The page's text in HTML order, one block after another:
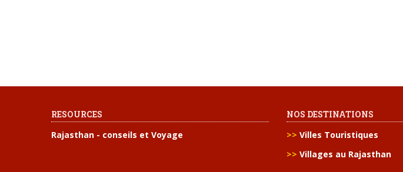
RESOURCES
Rajasthan - conseils et Voyage
NOS DESTINATIONS
>> Villes Touristiques
>> Villages au Rajasthan